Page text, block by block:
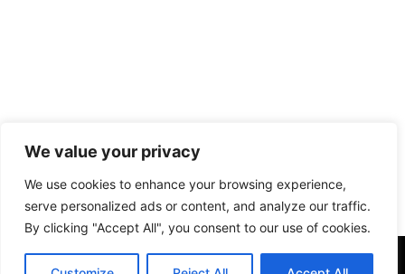
We value your privacy
We use cookies to enhance your browsing experience,
serve personalized ads or content, and analyze our traffic.
By clicking "Accept All", you consent to our use of cookies.